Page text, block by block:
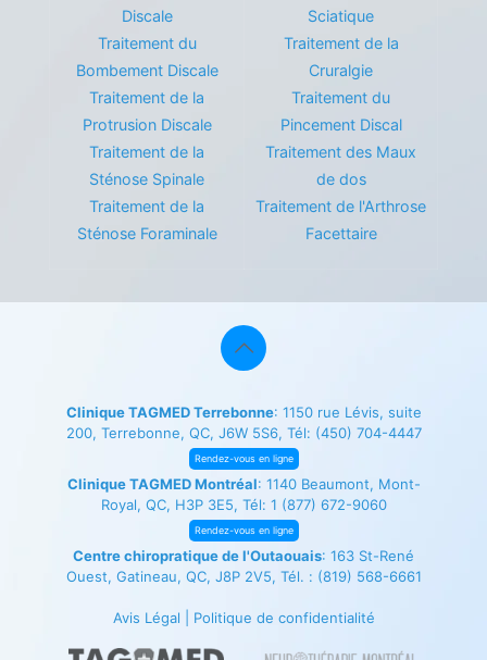
Discale
Traitement du
Bombement Discale
Traitement de la
Protrusion Discale
Traitement de la
Sténose Spinale
Traitement de la
Sténose Foraminale
Sciatique
Traitement de la
Cruralgie
Traitement du
Pincement Discal
Traitement des Maux
de dos
Traitement de l'Arthrose
Facettaire
Clinique TAGMED Terrebonne: 1150 rue Lévis, suite
200, Terrebonne, QC, J6W 5S6, Tél: (450) 704-4447
Rendez-vous en ligne
Clinique TAGMED Montréal: 1140 Beaumont, Mont-
Royal, QC, H3P 3E5, Tél: 1 (877) 672-9060
Rendez-vous en ligne
Centre chiropratique de l'Outaouais: 163 St-René
Ouest, Gatineau, QC, J8P 2V5, Tél. : (819) 568-6661
Avis Légal Politique de confidentialité